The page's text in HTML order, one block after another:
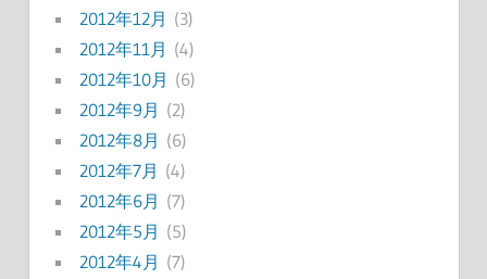
2012年12月 (3)
2012年11月 (4)
2012年10月 (6)
2012年9月 (2)
2012年8月 (6)
2012年7月 (4)
2012年6月 (7)
2012年5月 (5)
2012年4月 (7)